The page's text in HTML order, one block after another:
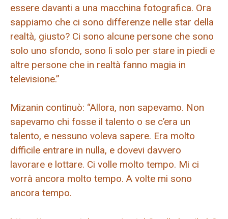
essere davanti a una macchina fotografica. Ora
sappiamo che ci sono differenze nelle star della
realtà, giusto? Ci sono alcune persone che sono
solo uno sfondo, sono lì solo per stare in piedi e
altre persone che in realtà fanno magia in
televisione.”
Mizanin continuò: “Allora, non sapevamo. Non
sapevamo chi fosse il talento o se c’era un
talento, e nessuno voleva sapere. Era molto
difficile entrare in nulla, e dovevi davvero
lavorare e lottare. Ci volle molto tempo. Mi ci
vorrà ancora molto tempo. A volte mi sono
ancora tempo.